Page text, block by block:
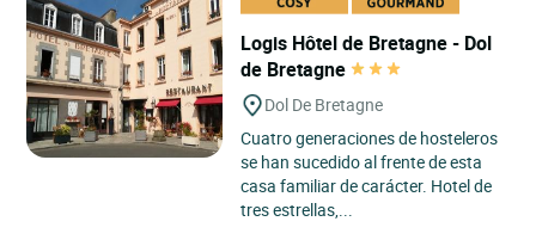
Logis Hôtel de Bretagne - Dol
de Bretagne
Dol De Bretagne
Cuatro generaciones de hosteleros
se han sucedido al frente de esta
casa familiar de carácter. Hotel de
tres estrellas,...